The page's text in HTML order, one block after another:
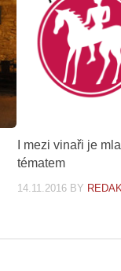
I mezi vinaři je
tématem
14.11.2016 BY